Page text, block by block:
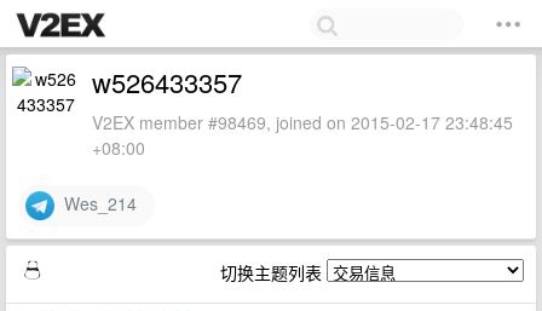
w526433357
V2EX member #98469, joined on 2015-02-17 23:48:45
+08:00
Wes_214
切换主题列表